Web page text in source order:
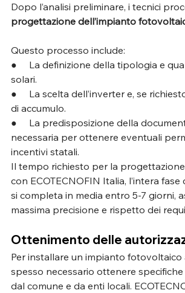
Dopo l’analisi preliminare, i tecnici
progettazione dell’impianto
Questo processo include:
●     La definizione della tipologia e
solari.
●     La scelta dell’inverter e, se
di accumulo.
●     La predisposizione della
necessaria per ottenere eventuali
incentivi statali.
Il tempo richiesto per la
con ECOTECNOFIN Italia, l’intera
si completa in media entro 5-7 giorni,
massima precisione e rispetto dei
Ottenimento delle
Per installare un impianto fotovoltaico
spesso necessario ottenere
dal comune e da enti locali.